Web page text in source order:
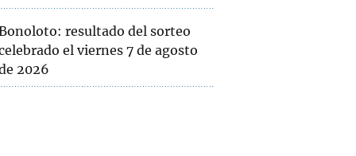
resultado del sorteo
el viernes 7 de agosto
2026